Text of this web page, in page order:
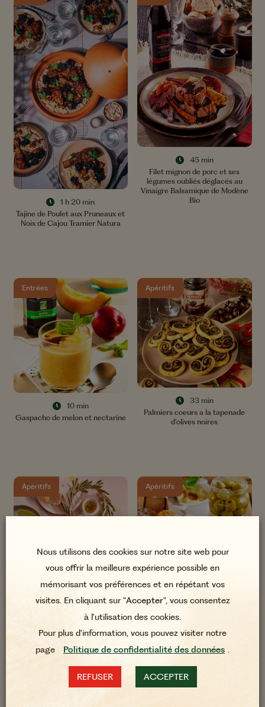
1 h 20 min
Tajine de Poulet aux Pruneaux et
Noix de Cajou Tramier Natura
45 min
Filet mignon de porc et ses
légumes oubliés déglacés au
Vinaigre Balsamique de Modène
Bio
Entrées
10 min
Gaspacho de melon et nectarine
Apéritifs
33 min
Palmiers coeurs a la tapenade
d’olives noires
Apéritifs
1 h 50 min
Focaccia à l'Huile d'Olive vierge
extra Bio
Apéritifs
25 min
Mini clafoutis apéro aux olives
Nous utilisons des cookies sur notre site web pour
vous offrir la meilleure expérience possible en
mémorisant vos préférences et en répétant vos
visites. En cliquant sur "Accepter", vous consentez
à l'utilisation des cookies.
Pour plus d'information, vous pouvez visiter notre
page
Politique de confidentialité des données .
REFUSER ACCEPTER